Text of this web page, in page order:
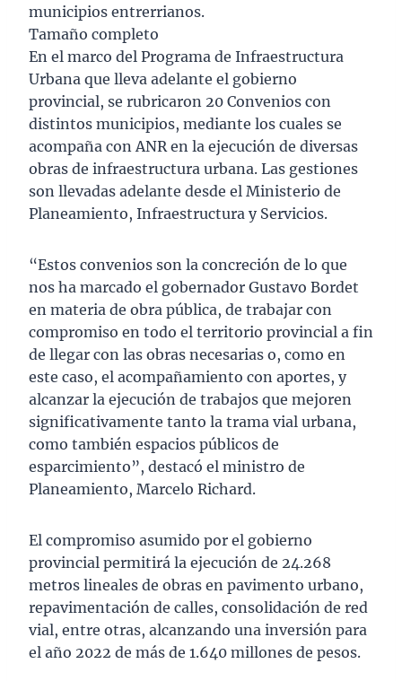
municipios entrerrianos.
Tamaño completo
En el marco del Programa de Infraestructura
Urbana que lleva adelante el gobierno
provincial, se rubricaron 20 Convenios con
distintos municipios, mediante los cuales se
acompaña con ANR en la ejecución de diversas
obras de infraestructura urbana. Las gestiones
son llevadas adelante desde el Ministerio de
Planeamiento, Infraestructura y Servicios.
“Estos convenios son la concreción de lo que
nos ha marcado el gobernador Gustavo Bordet
en materia de obra pública, de trabajar con
compromiso en todo el territorio provincial a fin
de llegar con las obras necesarias o, como en
este caso, el acompañamiento con aportes, y
alcanzar la ejecución de trabajos que mejoren
significativamente tanto la trama vial urbana,
como también espacios públicos de
esparcimiento”, destacó el ministro de
Planeamiento, Marcelo Richard.
El compromiso asumido por el gobierno
provincial permitirá la ejecución de 24.268
metros lineales de obras en pavimento urbano,
repavimentación de calles, consolidación de red
vial, entre otras, alcanzando una inversión para
el año 2022 de más de 1.640 millones de pesos.